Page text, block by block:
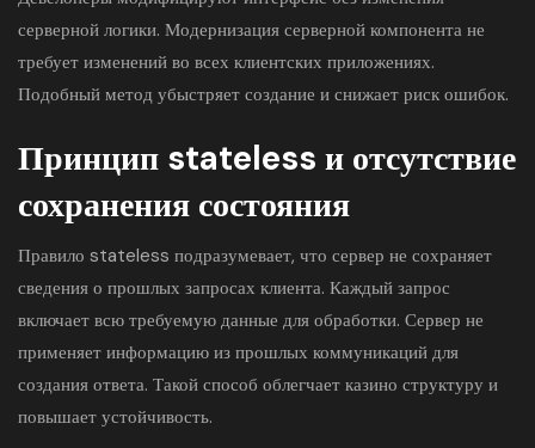
серверной логики. Модернизация серверной компонента не
требует изменений во всех клиентских приложениях.
Подобный метод убыстряет создание и снижает риск ошибок.
Принцип stateless и отсутствие
сохранения состояния
Правило stateless подразумевает, что сервер не сохраняет
сведения о прошлых запросах клиента. Каждый запрос
включает всю требуемую данные для обработки. Сервер не
применяет информацию из прошлых коммуникаций для
создания ответа. Такой способ облегчает казино структуру и
повышает устойчивость.